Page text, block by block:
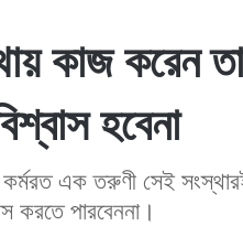
কাজ করেন
হবেনা
এক তরুণী সেই
করতে পারবেননা।